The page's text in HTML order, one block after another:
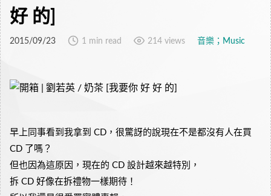
好 的]
2015/09/23 1 min read 214 views 音樂；Music
早上同事看到我拿到 CD，很驚訝的說現在不是都沒有人在買
CD 了嗎？
但也因為這原因，現在的 CD 設計越來越特別，
拆 CD 好像在拆禮物一樣期待！